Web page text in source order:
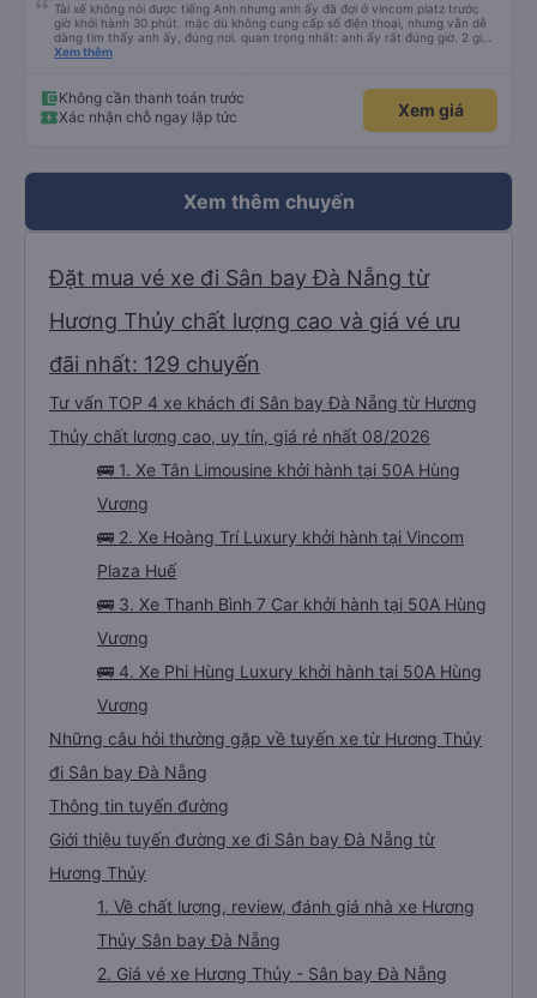
Tài xế không nói được tiếng Anh nhưng anh ấy đã đợi ở vincom platz trước
giờ khởi hành 30 phút. mặc dù không cung cấp số điện thoại, nhưng vẫn dễ
dàng tìm thấy anh ấy, đúng nơi. quan trọng nhất: anh ấy rất đúng giờ. 2 giờ
15 phút đến khách sạn của chúng tôi ở Đà Nẵng. tôi muốn boa tiền cho anh
Xem thêm
Không cần thanh toán trước
Xác nhận chỗ ngay lập tức
Xem giá
Xem thêm chuyến
Đặt mua vé xe đi Sân bay Đà Nẵng từ
Hương Thủy chất lượng cao và giá vé ưu
đãi nhất: 129 chuyến
Tư vấn TOP 4 xe khách đi Sân bay Đà Nẵng từ Hương
Thủy chất lượng cao, uy tín, giá rẻ nhất 08/2026
🚌 1. Xe Tân Limousine khởi hành tại 50A Hùng
Vương
🚌 2. Xe Hoàng Trí Luxury khởi hành tại Vincom
Plaza Huế
🚌 3. Xe Thanh Bình 7 Car khởi hành tại 50A Hùng
Vương
🚌 4. Xe Phi Hùng Luxury khởi hành tại 50A Hùng
Vương
Những câu hỏi thường gặp về tuyến xe từ Hương Thủy
đi Sân bay Đà Nẵng
Thông tin tuyến đường
Giới thiệu tuyến đường xe đi Sân bay Đà Nẵng từ
Hương Thủy
1. Về chất lượng, review, đánh giá nhà xe Hương
Thủy Sân bay Đà Nẵng
2. Giá vé xe Hương Thủy - Sân bay Đà Nẵng